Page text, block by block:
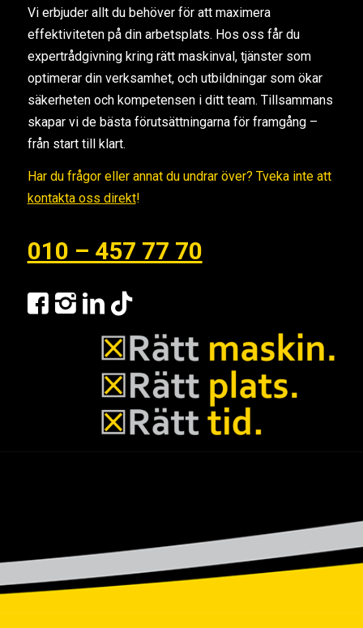
Vi erbjuder allt du behöver för att maximera
effektiviteten på din arbetsplats. Hos oss får du
expertrådgivning kring rätt maskinval, tjänster som
optimerar din verksamhet, och utbildningar som ökar
säkerheten och kompetensen i ditt team. Tillsammans
skapar vi de bästa förutsättningarna för framgång –
från start till klart.
Har du frågor eller annat du undrar över? Tveka inte att
kontakta oss direkt!
010 – 457 77 70